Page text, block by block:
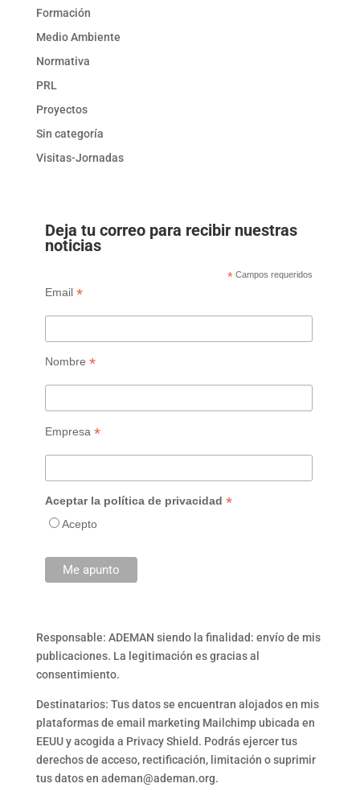
Formación
Medio Ambiente
Normativa
PRL
Proyectos
Sin categoría
Visitas-Jornadas
Deja tu correo para recibir nuestras
noticias
* Campos requeridos
Email *
Nombre *
Empresa *
Aceptar la política de privacidad *
Acepto
Responsable: ADEMAN siendo la finalidad: envío de mis
publicaciones. La legitimación es gracias al
consentimiento.
Destinatarios: Tus datos se encuentran alojados en mis
plataformas de email marketing Mailchimp ubicada en
EEUU y acogida a Privacy Shield. Podrás ejercer tus
derechos de acceso, rectificación, limitación o suprimir
tus datos en ademan@ademan.org.